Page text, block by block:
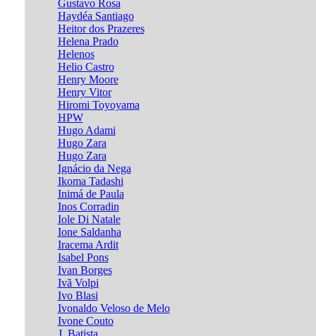
Gustavo Rosa
Haydéa Santiago
Heitor dos Prazeres
Helena Prado
Helenos
Helio Castro
Henry Moore
Henry Vitor
Hiromi Toyoyama
HPW
Hugo Adami
Hugo Zara
Hugo Zara
Ignácio da Nega
Ikoma Tadashi
Inimá de Paula
Inos Corradin
Iole Di Natale
Ione Saldanha
Iracema Ardit
Isabel Pons
Ivan Borges
Ivã Volpi
Ivo Blasi
Ivonaldo Veloso de Melo
Ivone Couto
J. Batista